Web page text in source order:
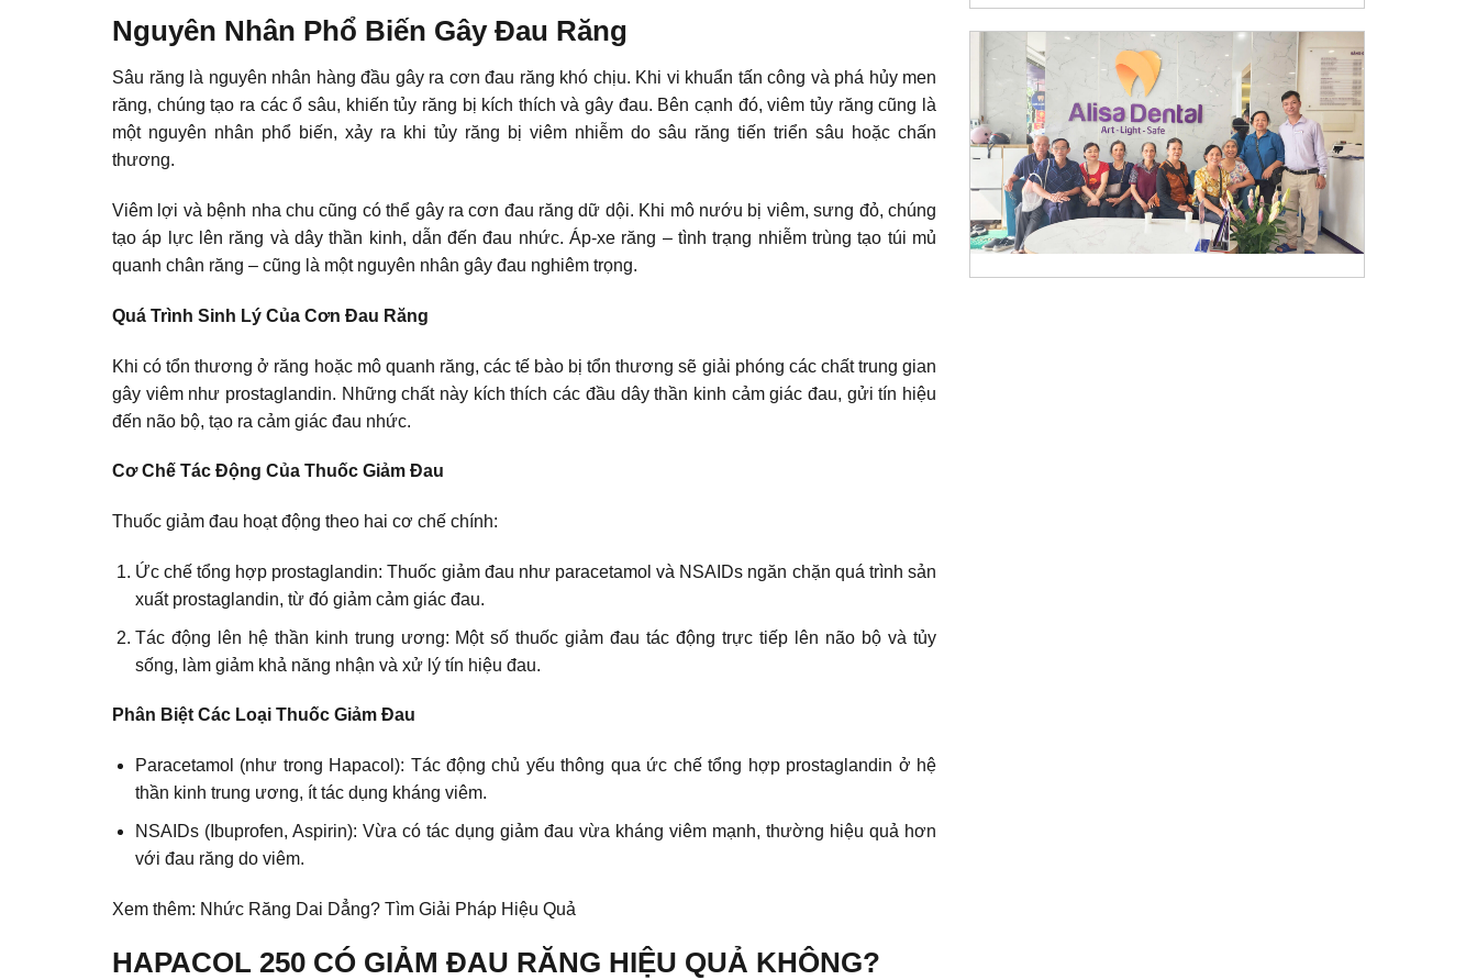
Nguyên Nhân Phổ Biến Gây Đau Răng
Sâu răng là nguyên nhân hàng đầu gây ra cơn đau răng khó chịu. Khi vi khuẩn tấn công và phá hủy men
răng, chúng tạo ra các ổ sâu, khiến tủy răng bị kích thích và gây đau. Bên cạnh đó, viêm tủy răng cũng là
một nguyên nhân phổ biến, xảy ra khi tủy răng bị viêm nhiễm do sâu răng tiến triển sâu hoặc chấn
thương.
Viêm lợi và bệnh nha chu cũng có thể gây racơn đau răng dữ dội. Khi mô nướu bị viêm, sưng đỏ, chúng
tạo áp lực lên răng và dây thần kinh, dẫn đến đau nhức. Áp-xe răng – tình trạng nhiễm trùng tạo túi mủ
quanh chân răng – cũng là một nguyên nhân gây đau nghiêm trọng.
Quá Trình Sinh Lý Của Cơn Đau Răng
Khi có tổn thương ở răng hoặc mô quanh răng, các tế bào bị tổn thương sẽ giải phóng các chất trung gian
gây viêm như prostaglandin. Những chất này kích thích các đầu dây thần kinh cảm giác đau, gửi tín hiệu
đến não bộ, tạo ra cảm giác đau nhức.
Cơ Chế Tác Động Của Thuốc Giảm Đau
Thuốc giảm đau hoạt động theo hai cơ chế chính:
Ức chế tổng hợp prostaglandin: Thuốc giảm đau như paracetamol và NSAIDs ngăn chặn quá trình sản
xuất prostaglandin, từ đó giảm cảm giác đau.
Tác động lên hệ thần kinh trung ương: Một số thuốc giảm đau tác động trực tiếp lên não bộ và tủy
sống, làm giảm khả năng nhận và xử lý tín hiệu đau.
Phân Biệt Các Loại Thuốc Giảm Đau
Paracetamol (như trong Hapacol): Tác động chủ yếu thông qua ức chế tổng hợp prostaglandin ở hệ
thần kinh trung ương, ít tác dụng kháng viêm.
NSAIDs (Ibuprofen, Aspirin): Vừa có tác dụng giảm đau vừa kháng viêm mạnh, thường hiệu quả hơn
với đau răng do viêm.
Xem thêm: Nhức Răng Dai Dẳng? Tìm Giải Pháp Hiệu Quả
HAPACOL 250 CÓ GIẢM ĐAU RĂNG HIỆU QUẢ KHÔNG?